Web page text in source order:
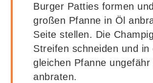
Burger Patties formen
großen Pfanne in Öl
Seite stellen. Die
Streifen schneiden und in
gleichen Pfanne
anbraten.